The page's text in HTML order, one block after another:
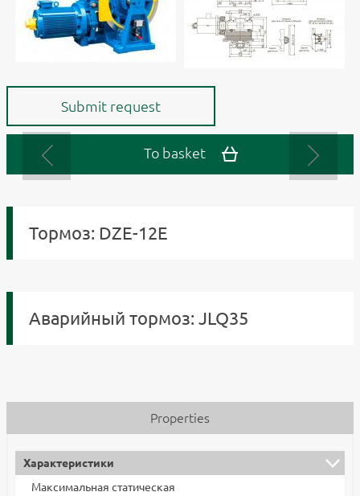
Submit request
To basket
Тормоз: DZE-12E
Аварийный тормоз: JLQ35
Properties
Характеристики
Максимальная статическая